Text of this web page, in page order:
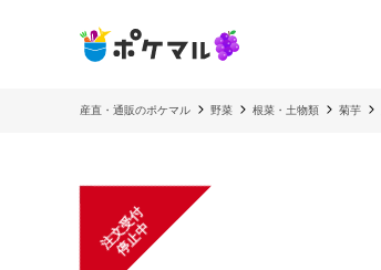
産直・通販のポケマル 野菜 根菜・土物類 菊芋
注
文
受
付
停
止
中